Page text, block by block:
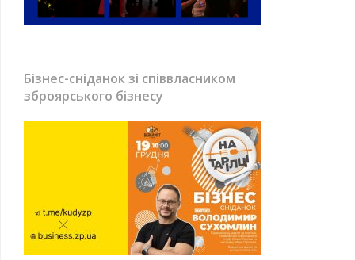
Бізнес-сніданок зі співвласником
зброярського бізнесу